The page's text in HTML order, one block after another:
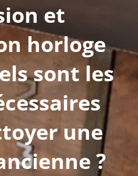
et
horloge
sont les
une
?